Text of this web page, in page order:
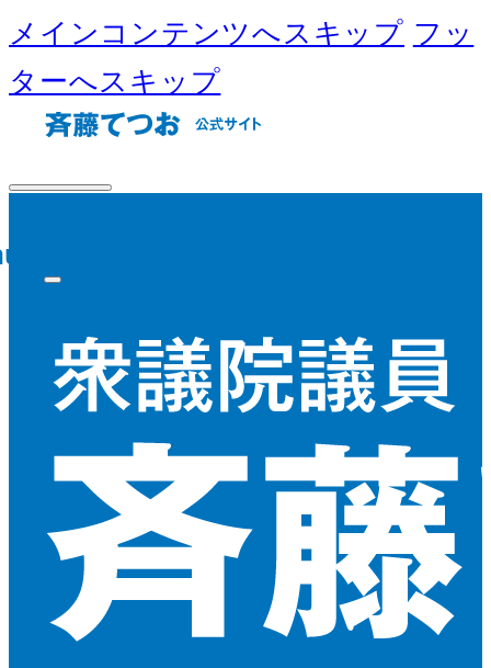
メインコンテンツへスキップ フッ
ターへスキップ